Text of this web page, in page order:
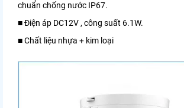
chuẩn chống nước IP67.
■ Điện áp DC12V , công suất 6.1W.
■ Chất liệu nhựa + kim loại